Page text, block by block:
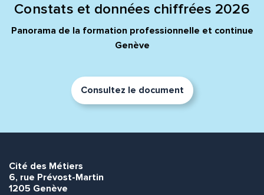
Constats et données chiffrées 2026
Panorama de la formation professionnelle et continue
Genève
Consultez le document
Cité des Métiers
6, rue Prévost-Martin
1205 Genève
Adresse e-mail*
Quelle est la pertinence de cette page?